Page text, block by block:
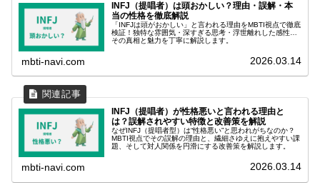
INFJ（提唱者）は頭おかしい？理由・誤解・本
当の性格を徹底解説
「INFJは頭がおかしい」と言われる理由をMBTI視点で徹底
検証！独特な雰囲気・深すぎる思考・浮世離れした感性…
その真相と魅力を丁寧に解説します。
mbti-navi.com 2026.03.14
INFJ（提唱者）が性格悪いと言われる理由と
は？誤解されやすい特徴と改善策を解説
なぜINFJ（提唱者型）は“性格悪い”と思われがちなのか？
MBTI視点でその誤解の理由と、繊細さゆえに抱えやすい課
題、そして対人関係を円滑にする改善策を解説します。
mbti-navi.com 2026.03.14